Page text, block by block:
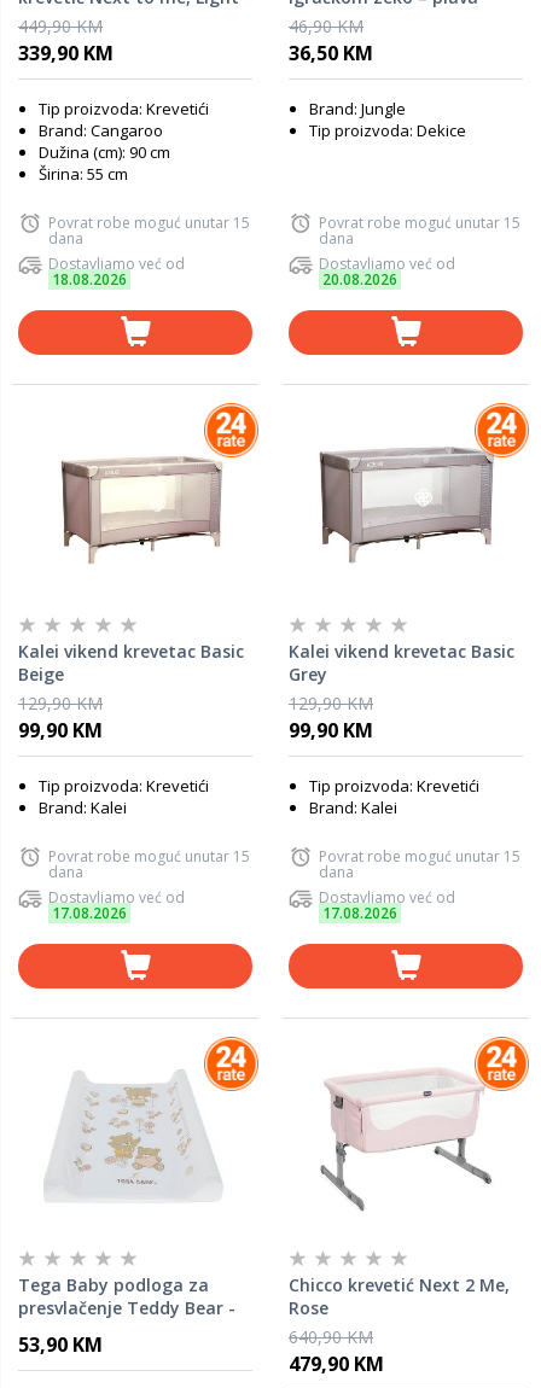
grey
449,90 KM
339,90 KM
Tip proizvoda: Krevetići
Brand: Cangaroo
Dužina (cm): 90 cm
Širina: 55 cm
Povrat robe moguć unutar 15
dana
Dostavljamo već od
18.08.2026
46,90 KM
36,50 KM
Brand: Jungle
Tip proizvoda: Dekice
Povrat robe moguć unutar 15
dana
Dostavljamo već od
20.08.2026
Kalei vikend krevetac Basic
Beige
129,90 KM
99,90 KM
Tip proizvoda: Krevetići
Brand: Kalei
Povrat robe moguć unutar 15
dana
Dostavljamo već od
17.08.2026
Kalei vikend krevetac Basic
Grey
129,90 KM
99,90 KM
Tip proizvoda: Krevetići
Brand: Kalei
Povrat robe moguć unutar 15
dana
Dostavljamo već od
17.08.2026
Tega Baby podloga za
presvlačenje Teddy Bear -
53,90 KM
Chicco krevetić Next 2 Me,
Rose
640,90 KM
479,90 KM